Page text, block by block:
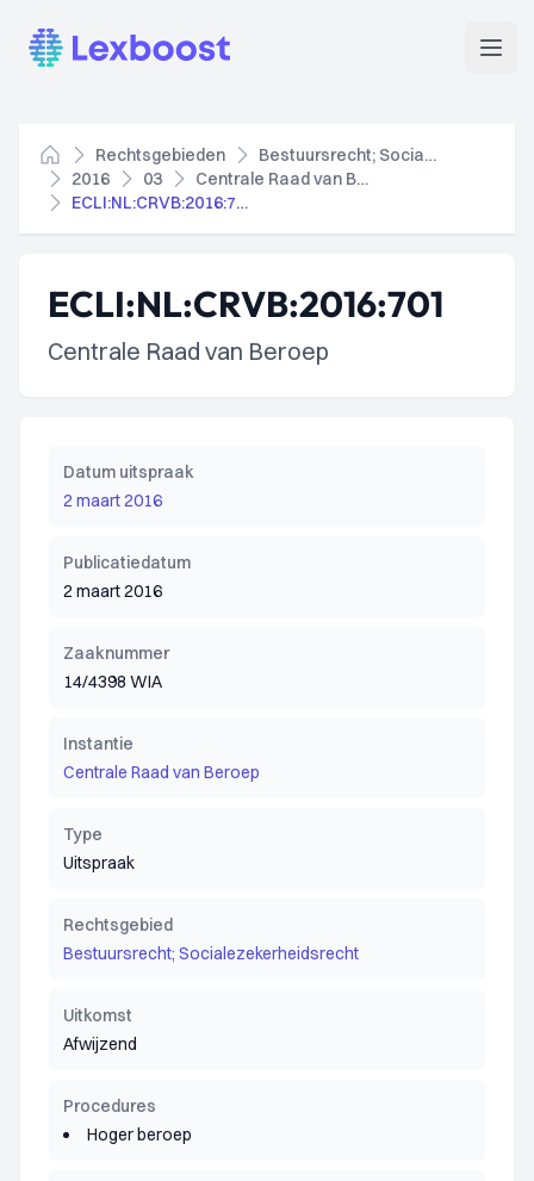
Lexboost
Home
Rechtsgebieden
Bestuursrecht; Socialezekerheidsrecht
2016
03
Centrale Raad van Beroep
ECLI:NL:CRVB:2016:701
ECLI:NL:CRVB:2016:701
Centrale Raad van Beroep
Datum uitspraak
2 maart 2016
Publicatiedatum
2 maart 2016
Zaaknummer
14/4398 WIA
Instantie
Centrale Raad van Beroep
Type
Uitspraak
Rechtsgebied
Bestuursrecht; Socialezekerheidsrecht
Uitkomst
Afwijzend
Procedures
Hoger beroep